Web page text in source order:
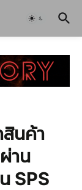
สินค้า
าน
SPS